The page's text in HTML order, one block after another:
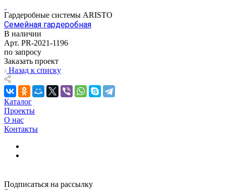
Гардеробные системы ARISTO
Семейная гардеробная
В наличии
Арт. PR-2021-1196
по запросу
Заказать проект
Назад к списку
Каталог
Проекты
О нас
Контакты
Подписаться на рассылку